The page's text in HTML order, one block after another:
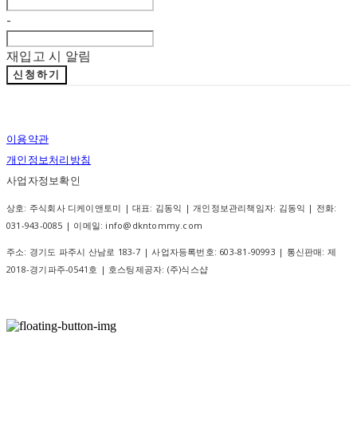
-
재입고 시 알림
신청하기
이용약관
개인정보처리방침
사업자정보확인
상호: 주식회사 디케이앤토미 | 대표: 김동익 | 개인정보관리책임자: 김동익 | 전화:
031-943-0085 | 이메일: info@dkntommy.com
주소: 경기도 파주시 산남로 183-7 | 사업자등록번호: 603-81-90993 | 통신판매: 제
2018-경기파주-0541호 | 호스팅제공자: (주)식스샵